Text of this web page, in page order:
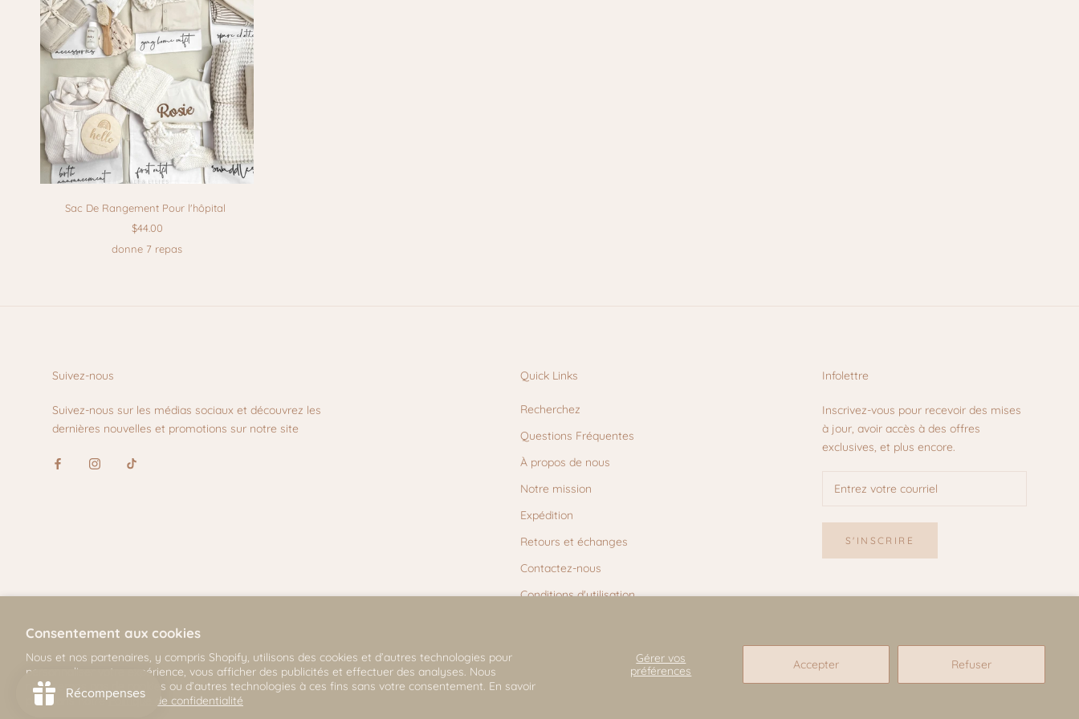
Consentement aux cookies
Nous et nos partenaires, y compris Shopify, utilisons des cookies et d’autres technologies pour
personnaliser votre expérience, vous afficher des publicités et effectuer des analyses. Nous
n’utiliserons pas de cookies ou d’autres technologies à ces fins sans votre consentement. En savoir
plus dans notrePolitique de confidentialité
Gérer vos
préférences
Accepter Refuser
Sac De Rangement Pour l'hôpital
$44.00
donne 7 repas
Suivez-nous
Suivez-nous sur les médias sociaux et découvrez les
dernières nouvelles et promotions sur notre site
Quick Links
Recherchez
Questions Fréquentes
À propos de nous
Notre mission
Expédition
Retours et échanges
Contactez-nous
Conditions d'utilisation
Infolettre
Inscrivez-vous pour recevoir des mises
à jour, avoir accès à des offres
exclusives, et plus encore.
S'INSCRIRE
© Mili & Lilies
2026, All Rights Reserved